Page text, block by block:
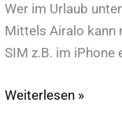
Wer im Urlaub
Mittels Airalo kann
SIM z.B. im iPhone
Airalo:
Weiterlesen »